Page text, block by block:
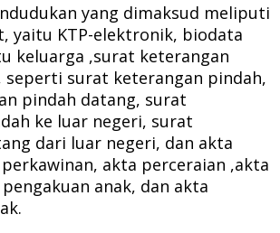
yang dimaksud meliputi
yaitu KTP-elektronik, biodata
keluarga ,surat keterangan
seperti surat keterangan pindah,
pindah datang, surat
ke luar negeri, surat
dari luar negeri, dan akta
akta perceraian ,akta
anak, dan akta